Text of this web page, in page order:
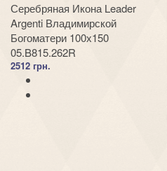
Серебряная Икона Leader
Argenti Владимирской
Богоматери 100х150
05.B815.262R
2512 грн.